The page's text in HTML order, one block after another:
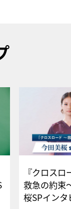
『クロス
救急の約束
桜SPイ